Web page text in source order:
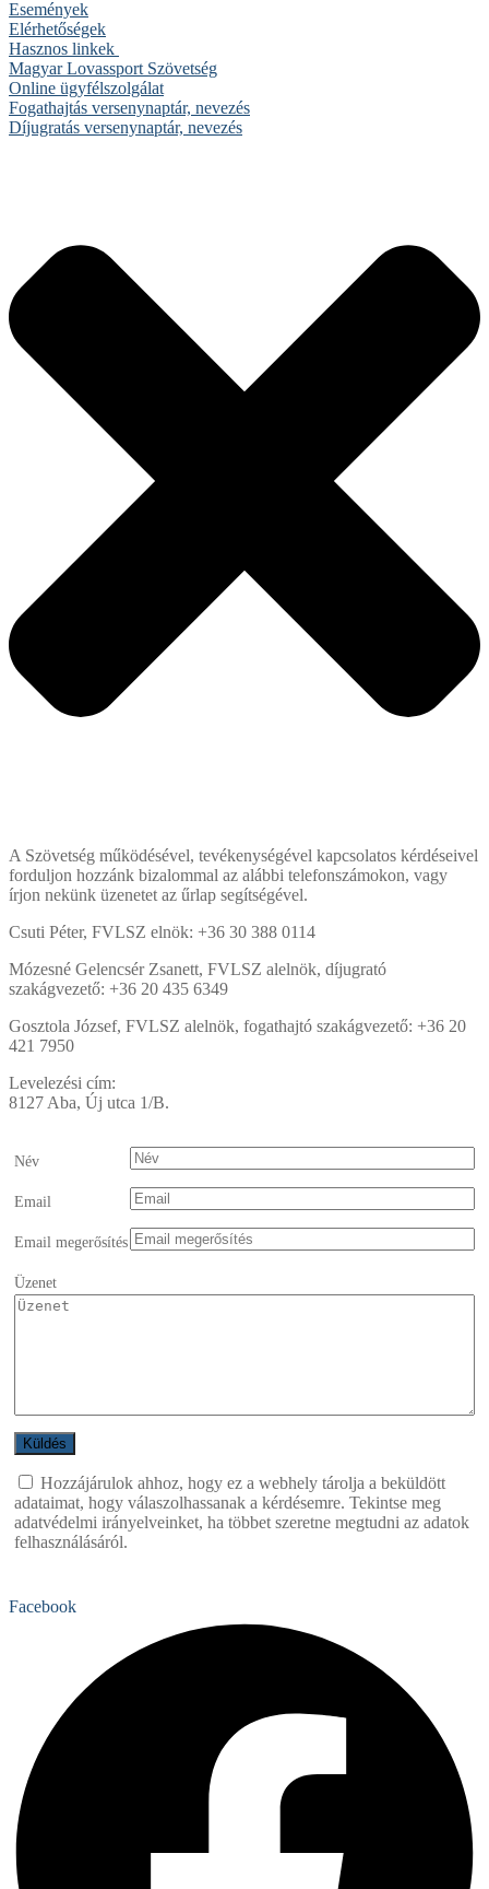
Események
Elérhetőségek
Hasznos linkek
Magyar Lovassport Szövetség
Online ügyfélszolgálat
Fogathajtás versenynaptár, nevezés
Díjugratás versenynaptár, nevezés
A Szövetség működésével, tevékenységével kapcsolatos kérdéseivel
forduljon hozzánk bizalommal az alábbi telefonszámokon, vagy
írjon nekünk üzenetet az űrlap segítségével.
Csuti Péter, FVLSZ elnök: +36 30 388 0114
Mózesné Gelencsér Zsanett, FVLSZ alelnök, díjugrató
szakágvezető: +36 20 435 6349
Gosztola József, FVLSZ alelnök, fogathajtó szakágvezető: +36 20
421 7950
Levelezési cím:
8127 Aba, Új utca 1/B.
Név
Email
Email megerősítés
Üzenet
Hozzájárulok ahhoz, hogy ez a webhely tárolja a beküldött
adataimat, hogy válaszolhassanak a kérdésemre. Tekintse meg
adatvédelmi irányelveinket, ha többet szeretne megtudni az adatok
felhasználásáról.
Facebook